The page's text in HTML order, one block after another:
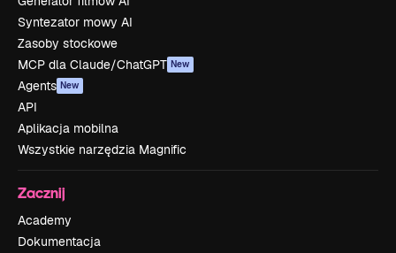
Syntezator mowy AI
Zasoby stockowe
MCP dla Claude/ChatGPT New
Agents New
API
Aplikacja mobilna
Wszystkie narzędzia Magnific
Zacznij
Academy
Dokumentacja